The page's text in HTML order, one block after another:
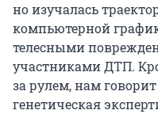
но изучалась
компьютерной
телесными
участниками ДТП.
за рулем, нам
генетическая